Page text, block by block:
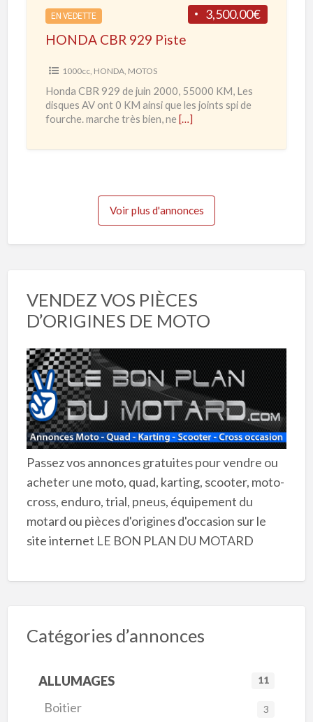
2
e
EN VEDETTE 3,500.00€
HONDA CBR 929 Piste
1000cc, HONDA, MOTOS
Honda CBR 929 de juin 2000, 55000 KM, Les
disques AV ont 0 KM ainsi que les joints spi de
fourche. marche très bien, ne […]
Voir plus d'annonces
VENDEZ VOS PIÈCES
D’ORIGINES DE MOTO
Passez vos annonces gratuites pour vendre ou
acheter une moto, quad, karting, scooter, moto-
cross, enduro, trial, pneus, équipement du
motard ou pièces d'origines d'occasion sur le
site internet LE BON PLAN DU MOTARD
Catégories d’annonces
ALLUMAGES 11
Boitier 3